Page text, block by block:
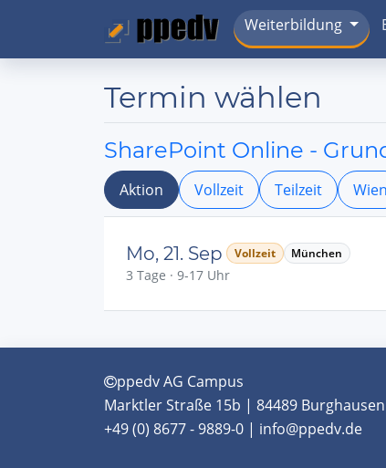
Weiterbildung
Termin wählen
SharePoint Online -
Aktion Vollzeit Teilzeit Wien
Mo, 21. Sep Vollzeit München
3 Tage · 9-17 Uhr
ppedv AG Campus
Marktler Straße 15b | 84489 Burghausen
+49 (0) 8677 - 9889-0 | info@ppedv.de